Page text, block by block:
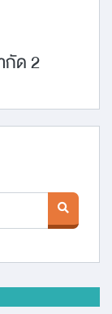
กัด 2